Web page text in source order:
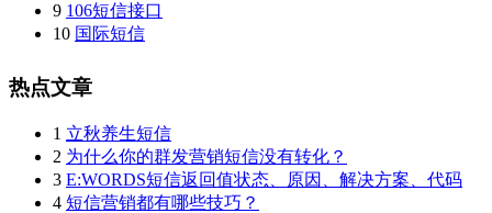
9 106短信接口
10 国际短信
热点文章
1 立秋养生短信
2 为什么你的群发营销短信没有转化？
3 E:WORDS短信返回值状态、原因、解决方案、代码
4 短信营销都有哪些技巧？